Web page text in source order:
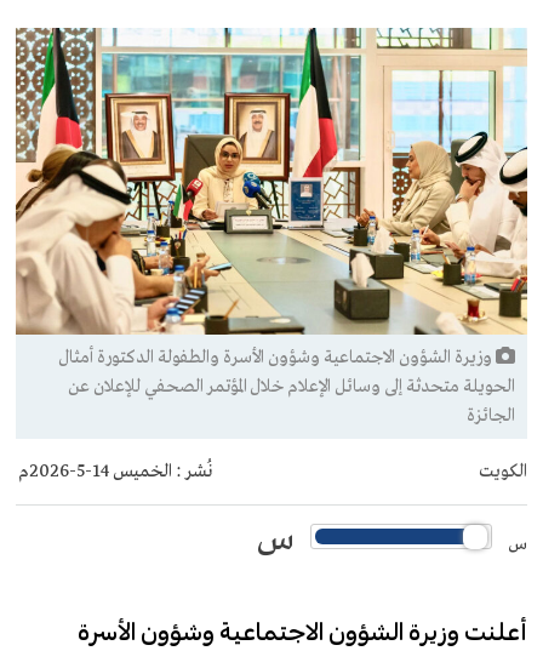
وزيرة الشؤون الاجتماعية وشؤون الأسرة والطفولة الدكتورة أمثال
الحويلة متحدثة إلى وسائل الإعلام خلال المؤتمر الصحفي للإعلان عن
الجائزة
الكويت نُشر : الخميس 14-5-2026م
س س
أعلنت وزيرة الشؤون الاجتماعية وشؤون الأسرة